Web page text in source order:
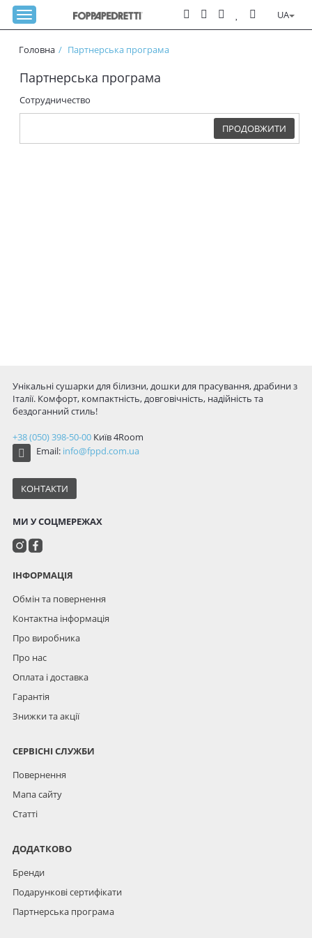
UA
Головна Партнерська програма
Партнерська програма
Сотрудничество
ПРОДОВЖИТИ
Унікальні сушарки для білизни, дошки для прасування, драбини з
Італії. Комфорт, компактність, довговічність, надійність та
бездоганний стиль!
+38 (050) 398-50-00 Київ4Room
Email: info@fppd.com.ua
КОНТАКТИ
МИ У СОЦМЕРЕЖАХ
ІНФОРМАЦІЯ
Обмін та повернення
Контактна інформація
Про виробника
Про нас
Оплата і доставка
Гарантія
Знижки та акції
СЕРВІСНІ СЛУЖБИ
Повернення
Мапа сайту
Статті
ДОДАТКОВО
Бренди
Подарункові сертифікати
Партнерська програма